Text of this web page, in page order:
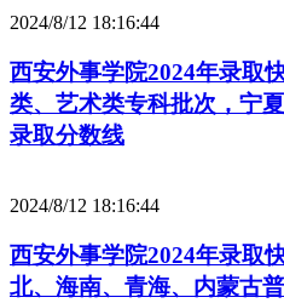
2024/8/12 18:16:44
西安外事学院2024年录取
类、艺术类专科批次，宁
录取分数线
2024/8/12 18:16:44
西安外事学院2024年录取
北、海南、青海、内蒙古